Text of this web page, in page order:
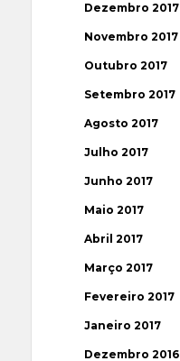
Dezembro 2017
Novembro 2017
Outubro 2017
Setembro 2017
Agosto 2017
Julho 2017
Junho 2017
Maio 2017
Abril 2017
Março 2017
Fevereiro 2017
Janeiro 2017
Dezembro 2016